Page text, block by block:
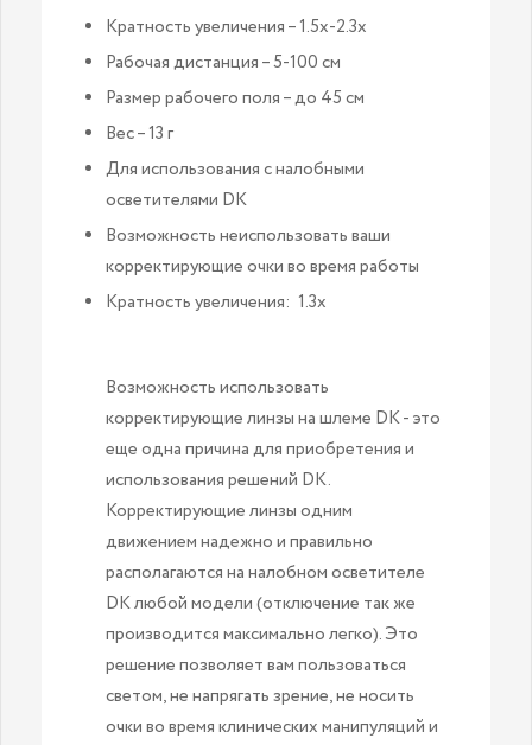
Кратность увеличения – 1.5x-2.3x
Рабочая дистанция – 5-100 см
Размер рабочего поля – до 45 см
Вес – 13 г
Для использования с налобными
осветителями DK
Возможность неиспользовать ваши
корректирующие очки во время работы
Кратность увеличения: 1.3х
Возможность использовать
корректирующие линзы на шлеме DK - это
еще одна причина для приобретения и
использования решений DK.
Корректирующие линзы одним
движением надежно и правильно
располагаются на налобном осветителе
DK любой модели (отключение так же
производится максимально легко). Это
решение позволяет вам пользоваться
светом, не напрягать зрение, не носить
очки во время клинических манипуляций и